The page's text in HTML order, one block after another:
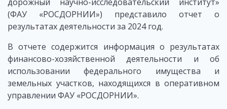
(ФАУ «РОСДОРНИИ») представило отчет о
результатах деятельности за 2024 год.
В отчете содержится информация о результатах
финансово-хозяйственной деятельности и об
использовании федерального имущества и
земельных участков, находящихся в оперативном
управлении ФАУ «РОСДОРНИИ».